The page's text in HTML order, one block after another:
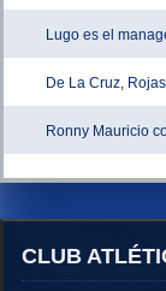
Lugo es el
De La Cruz,
Ronny Mauricio
CLUB